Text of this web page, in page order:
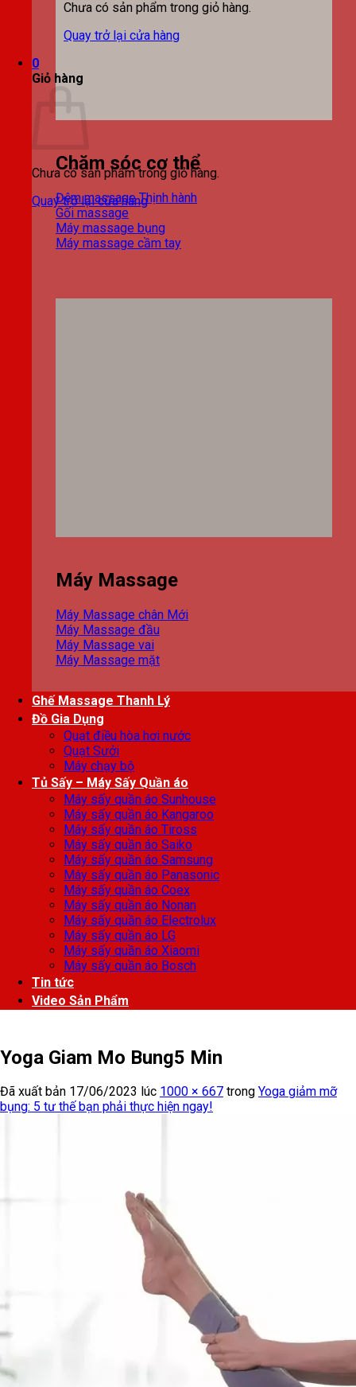
Chưa có sản phẩm trong giỏ hàng.
Quay trở lại cửa hàng
0
Giỏ hàng
Chưa có sản phẩm trong giỏ hàng.
Quay trở lại cửa hàng
Chăm sóc cơ thể
Đệm massage
Gối massage
Máy massage bụng
Máy massage cầm tay
Máy Massage
Máy Massage chân
Máy Massage đầu
Máy Massage vai
Máy Massage mặt
Ghế Massage Thanh Lý
Đồ Gia Dụng
Quạt điều hòa hơi nước
Quạt Sưởi
Máy chạy bộ
Tủ Sấy – Máy Sấy Quần áo
Máy sấy quần áo Sunhouse
Máy sấy quần áo Kangaroo
Máy sấy quần áo Tiross
Máy sấy quần áo Saiko
Máy sấy quần áo Samsung
Máy sấy quần áo Panasonic
Máy sấy quần áo Coex
Máy sấy quần áo Nonan
Máy sấy quần áo Electrolux
Máy sấy quần áo LG
Máy sấy quần áo Xiaomi
Máy sấy quần áo Bosch
Tin tức
Video Sản Phẩm
Yoga Giam Mo Bung5 Min
Đã xuất bản 17/06/2023 lúc 1000 × 667 trong Yoga giảm mỡ
bụng: 5 tư thế bạn phải thực hiện ngay!